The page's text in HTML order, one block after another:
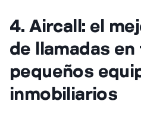
4. Aircall: el
de llamadas
pequeños
inmobiliarios